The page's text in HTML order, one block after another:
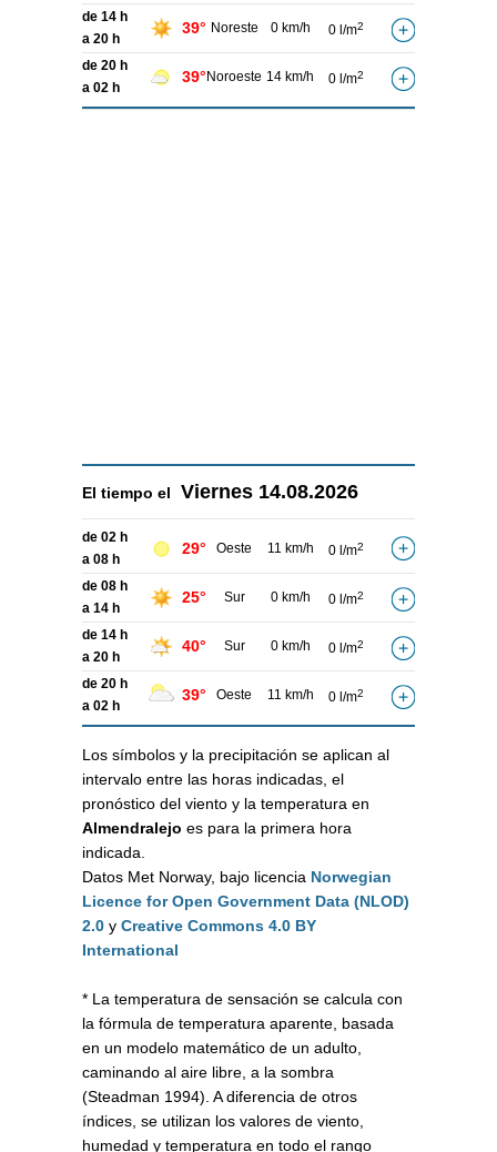
de 14 h
a 20 h
39° Noreste 0 km/h 0 l/m2
de 20 h
a 02 h
39° Noroeste 14 km/h 0 l/m2
El tiempo el Viernes 14.08.2026
de 02 h
a 08 h
29° Oeste 11 km/h 0 l/m2
de 08 h
a 14 h
25° Sur 0 km/h 0 l/m2
de 14 h
a 20 h
40° Sur 0 km/h 0 l/m2
de 20 h
a 02 h
39° Oeste 11 km/h 0 l/m2
Los símbolos y la precipitación se aplican al
intervalo entre las horas indicadas, el
pronóstico del viento y la temperatura en
Almendralejo es para la primera hora
indicada.
Datos Met Norway, bajo licencia Norwegian
Licence for Open Government Data (NLOD)
2.0 y Creative Commons 4.0 BY
International
* La temperatura de sensación se calcula con
la fórmula de temperatura aparente, basada
en un modelo matemático de un adulto,
caminando al aire libre, a la sombra
(Steadman 1994). A diferencia de otros
índices, se utilizan los valores de viento,
humedad y temperatura en todo el rango